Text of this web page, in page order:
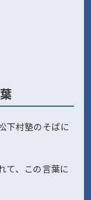
下村塾のそばに
て、この言葉に